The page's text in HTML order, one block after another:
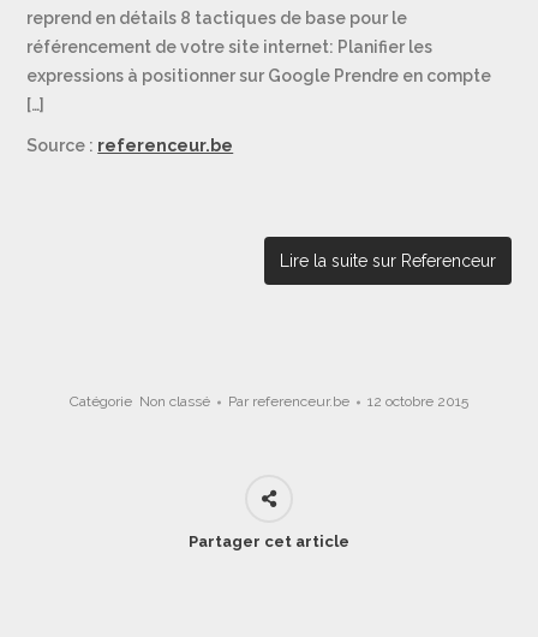
reprend en détails 8 tactiques de base pour le
référencement de votre site internet: Planifier les
expressions à positionner sur Google Prendre en compte
[…]
Source : referenceur.be
Lire la suite sur Referenceur
Catégorie Non classé Par referenceur.be 12 octobre 2015
Partager cet article